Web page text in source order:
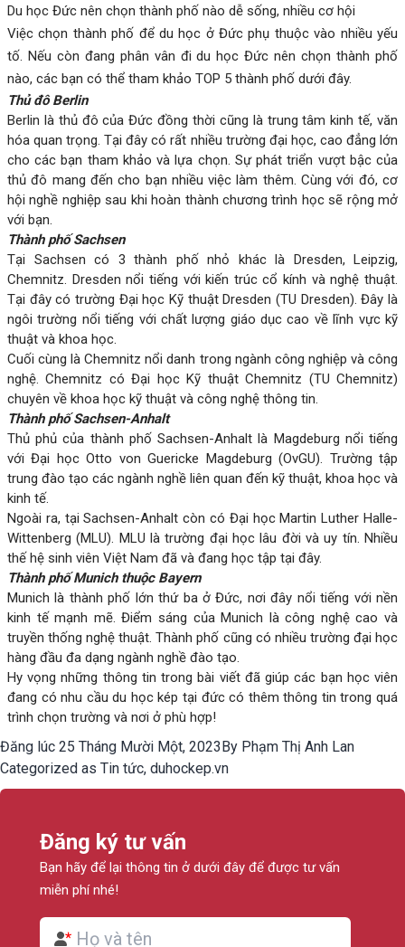
Du học Đức nên chọn thành phố nào dễ sống, nhiều cơ hội
Việc chọn thành phố để du học ở Đức phụ thuộc vào nhiều yếu
tố. Nếu còn đang phân vân đi du học Đức nên chọn thành phố
nào, các bạn có thể tham khảo TOP 5 thành phố dưới đây.
Thủ đô Berlin
Berlin là thủ đô của Đức đồng thời cũng là trung tâm kinh tế, văn
hóa quan trọng. Tại đây có rất nhiều trường đại học, cao đẳng lớn
cho các bạn tham khảo và lựa chọn. Sự phát triển vượt bậc của
thủ đô mang đến cho bạn nhiều việc làm thêm. Cùng với đó, cơ
hội nghề nghiệp sau khi hoàn thành chương trình học sẽ rộng mở
với bạn.
Thành phố Sachsen
Tại Sachsen có 3 thành phố nhỏ khác là Dresden, Leipzig,
Chemnitz. Dresden nổi tiếng với kiến trúc cổ kính và nghệ thuật.
Tại đây có trường Đại học Kỹ thuật Dresden (TU Dresden). Đây là
ngôi trường nổi tiếng với chất lượng giáo dục cao về lĩnh vực kỹ
thuật và khoa học.
Cuối cùng là Chemnitz nổi danh trong ngành công nghiệp và công
nghệ. Chemnitz có Đại học Kỹ thuật Chemnitz (TU Chemnitz)
chuyên về khoa học kỹ thuật và công nghệ thông tin.
Thành phố Sachsen-Anhalt
Thủ phủ của thành phố Sachsen-Anhalt là Magdeburg nổi tiếng
với Đại học Otto von Guericke Magdeburg (OvGU). Trường tập
trung đào tạo các ngành nghề liên quan đến kỹ thuật, khoa học và
kinh tế.
Ngoài ra, tại Sachsen-Anhalt còn có Đại học Martin Luther Halle-
Wittenberg (MLU). MLU là trường đại học lâu đời và uy tín. Nhiều
thế hệ sinh viên Việt Nam đã và đang học tập tại đây.
Thành phố Munich thuộc Bayern
Munich là thành phố lớn thứ ba ở Đức, nơi đây nổi tiếng với nền
kinh tế mạnh mẽ. Điểm sáng của Munich là công nghệ cao và
truyền thống nghệ thuật. Thành phố cũng có nhiều trường đại học
hàng đầu đa dạng ngành nghề đào tạo.
Hy vọng những thông tin trong bài viết đã giúp các bạn học viên
đang có nhu cầu du học kép tại đức có thêm thông tin trong quá
trình chọn trường và nơi ở phù hợp!
Đăng lúc 25 Tháng Mười Một, 2023 By Phạm Thị Anh Lan
Categorized as Tin tức, duhockep.vn
Đăng ký tư vấn
Bạn hãy để lại thông tin ở dưới đây để được tư vấn
miễn phí nhé!